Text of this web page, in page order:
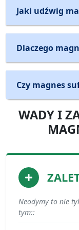
Jaki udźwig
Dlaczego
Czy magnes
WADY I
Neodymy to nie
tym::